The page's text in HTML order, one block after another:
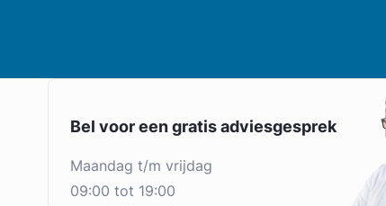
Bel voor een gratis adviesgesprek
maandag t/m vrijdag
09:00 tot 19:00